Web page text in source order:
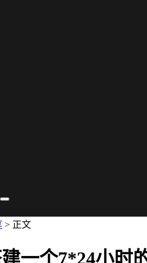
> 正文
一个7*24小时